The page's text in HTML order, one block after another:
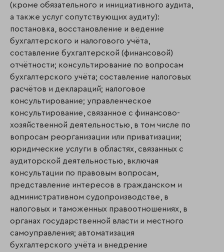
(кроме обязательного и инициативного аудита,
а также услуг сопутствующих аудиту):
постановка, восстановление и ведение
бухгалтерского и налогового учёта,
составление бухгалтерской (финансовой)
отчётности; консультирование по вопросам
бухгалтерского учёта; составление налоговых
расчётов и деклараций; налоговое
консультирование; управленческое
консультирование, связанное с финансово-
хозяйственной деятельностью, в том числе по
вопросам реорганизации или приватизации;
юридические услуги в областях, связанных с
аудиторской деятельностью, включая
консультации по правовым вопросам,
представление интересов в гражданском и
административном судопроизводстве, в
налоговых и таможенных правоотношениях, в
органах государственной власти и местного
самоуправления; автоматизация
бухгалтерского учёта и внедрение